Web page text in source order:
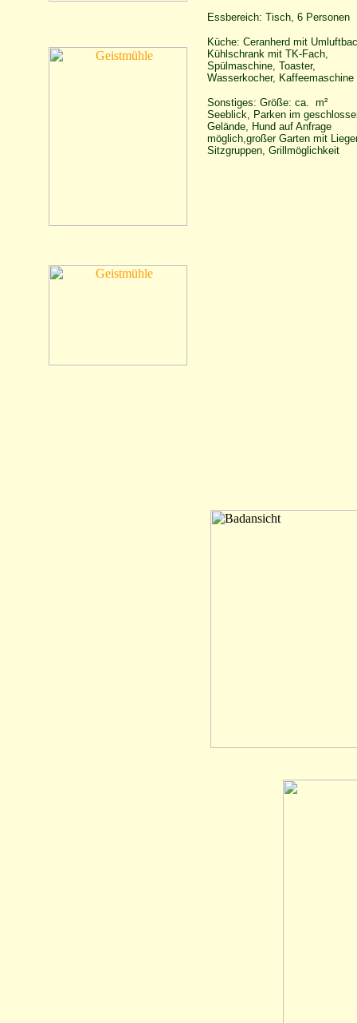
Essbereich: Tisch, 6 Personen
Küche: Ceranherd mit
Kühlschrank mit TK-Fach,
Spülmaschine, Toaster,
Wasserkocher, Kaffeemaschine
Sonstiges: Größe: ca. m²
Seeblick, Parken im
Gelände, Hund auf Anfrage
möglich,großer Garten mit
Sitzgruppen, Grillmöglichkeit